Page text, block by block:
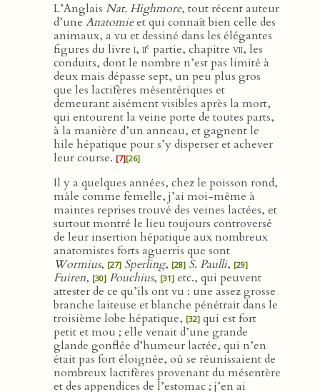
L’Anglais Nat. Highmore, tout récent auteur
d’une Anatomieet qui connaît bien celle des
animaux, a vu et dessiné dans les élégantes
figures du livre i, iie partie, chapitre vii, les
conduits, dont le nombre n’est pas limité à
deux mais dépasse sept, un peu plus gros
que les lactifères mésentériques et
demeurant aisément visibles après la mort,
qui entourent la veine porte de toutes parts,
à la manière d’un anneau, et gagnent le
hile hépatique pour s’y disperser et achever
leur course. [7][26]
Il y a quelques années, chez le poisson rond,
mâle comme femelle, j’ai moi-même à
maintes reprises trouvé des veines lactées, et
surtout montré le lieu toujours controversé
de leur insertion hépatique aux nombreux
anatomistes forts aguerris que sont
Wormius, [27] Sperling, [28] S. Paulli, [29]
Fuiren, [30] Pouchius, [31] etc., qui peuvent
attester de ce qu’ils ont vu : une assez grosse
branche laiteuse et blanche pénétrait dans le
troisième lobe hépatique, [32] qui est fort
petit et mou ; elle venait d’une grande
glande gonflée d’humeur lactée, qui n’en
était pas fort éloignée, où se réunissaient de
nombreux lactifères provenant du mésentère
et des appendices de l’estomac ; j’en ai